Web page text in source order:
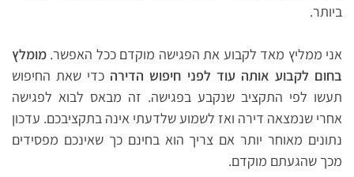
ביותר.
אני ממליץ מאד לקבוע את הפגישה מוקדם ככל האפשר. מומלץ
בחום לקבוע אותה עוד לפני חיפוש הדירה כדי שאת החיפוש
תעשו לפי התקציב שנקבע בפגישה. זה מבאס לבוא לפגישה
אחרי שנמצאה דירה ואז לשמוע שלדעתי אינה בתקציבכם. עדכון
נתונים מאוחר יותר אם צריך הוא בחינם כך שאינכם מפסידים
מכך שהגעתם מוקדם.